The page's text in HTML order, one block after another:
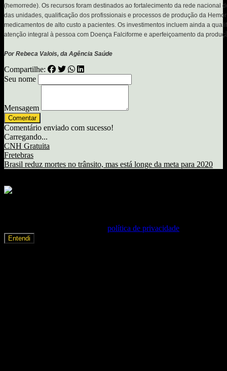
(hemorrede). Os recursos foram destinados ao fortalecimento da rede nacional
das unidades, qualificação dos profissionais e processos de produção da
medicamentos de alto custo a pacientes. Os investimentos incluem ainda a
atenção integral à pessoa com Doença Falciforme e aperfeiçoamento da
Por Rebeca Valois, da Agência Saúde
Compartilhe:
Seu nome
Mensagem
Comentar
Comentário enviado com sucesso!
Carregando...
CNH Gratuita
Fretebras
Brasil reduz mortes no trânsito, mas está longe da meta para 2020
política de privacidade
Entendi